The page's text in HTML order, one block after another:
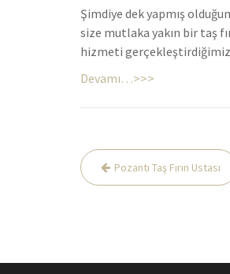
Şimdiye dek yapmış
size mutlaka yakın bir taş
hizmeti
Devamı…>>>
Yazı
gezinmesi
Pozantı Taş Fırın Ustası